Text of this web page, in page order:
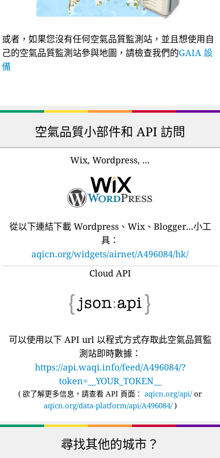
或者，如果您沒有任何空氣品質監測站，並且想使用自
己的空氣品質監測站參與地圖，請檢查我們的GAIA 設
備
空氣品質小部件和 API 訪問
Wix, Wordpress, ...
從以下連結下載 Wordpress、Wix、Blogger...小工
具：
aqicn.org/widgets/airnet/A496084/hk/
Cloud API
可以使用以下 API url 以程式方式存取此空氣品質監
測站即時數據：
https://api.waqi.info/feed/A496084/?
token=__YOUR_TOKEN__
( 欲了解更多信息，請查看 API 頁面： aqicn.org/api/or
aqicn.org/data-platform/api/A496084/)
尋找其他的城市？